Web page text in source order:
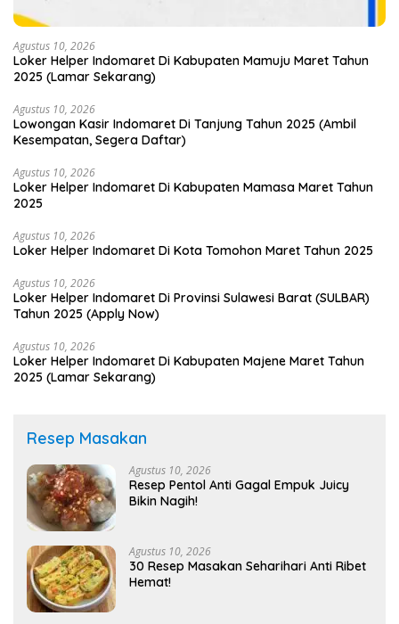
Agustus 10, 2026
Loker Helper Indomaret Di Kabupaten Mamuju Maret Tahun
2025 (Lamar Sekarang)
Agustus 10, 2026
Lowongan Kasir Indomaret Di Tanjung Tahun 2025 (Ambil
Kesempatan, Segera Daftar)
Agustus 10, 2026
Loker Helper Indomaret Di Kabupaten Mamasa Maret Tahun
2025
Agustus 10, 2026
Loker Helper Indomaret Di Kota Tomohon Maret Tahun 2025
Agustus 10, 2026
Loker Helper Indomaret Di Provinsi Sulawesi Barat (SULBAR)
Tahun 2025 (Apply Now)
Agustus 10, 2026
Loker Helper Indomaret Di Kabupaten Majene Maret Tahun
2025 (Lamar Sekarang)
Resep Masakan
Agustus 10, 2026
Resep Pentol Anti Gagal Empuk Juicy
Bikin Nagih!
Agustus 10, 2026
30 Resep Masakan Seharihari Anti Ribet
Hemat!